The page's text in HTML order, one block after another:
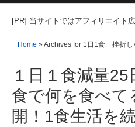
す。同じ世代のお父さんに読んで
[PR] 当サイトではアフィリエイト
Home » Archives for 1日1食 挫折し
１日１食減量
食で何を食べて
開！1食生活を